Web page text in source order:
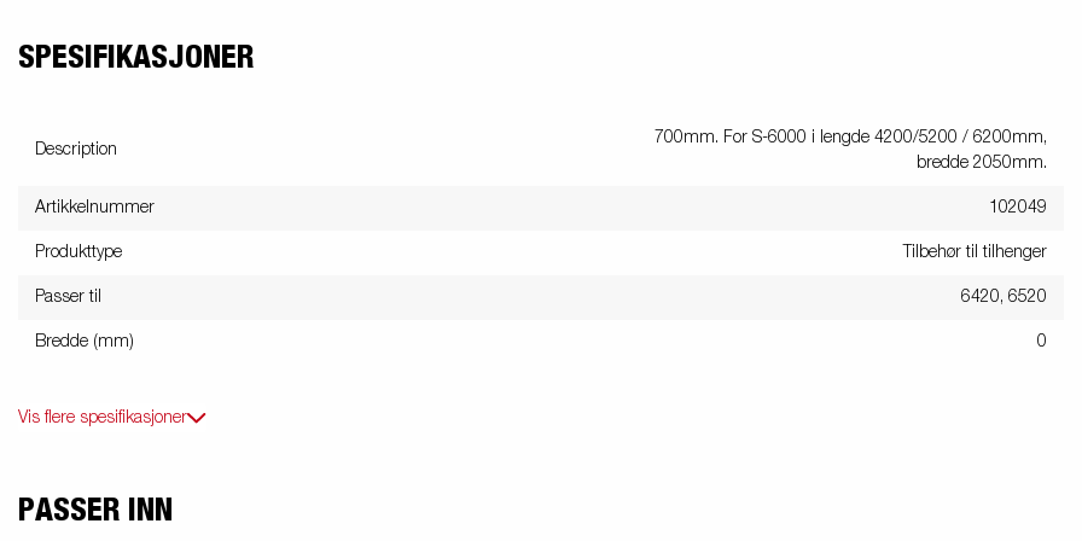
SPESIFIKASJONER
Description
700mm. For S-6000 i lengde 4200/5200 / 6200mm,
bredde 2050mm.
Artikkelnummer 102049
Produkttype Tilbehør til tilhenger
Passer til 6420, 6520
Bredde (mm) 0
Vis flere spesifikasjoner
PASSER INN